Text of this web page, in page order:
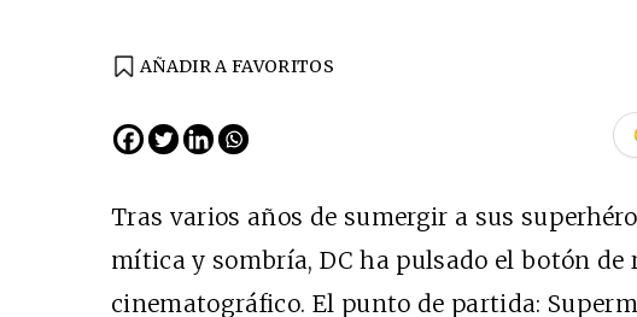
AÑADIR A FAVORITOS
Tras varios años de sumergir a sus
mítica y sombría, DC ha pulsado el botón de
cinematográfico. El punto de partida: